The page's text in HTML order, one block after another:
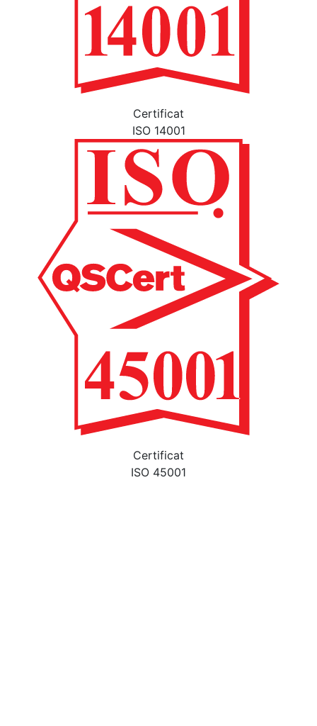
Certificat
ISO 14001
Certificat
ISO 45001